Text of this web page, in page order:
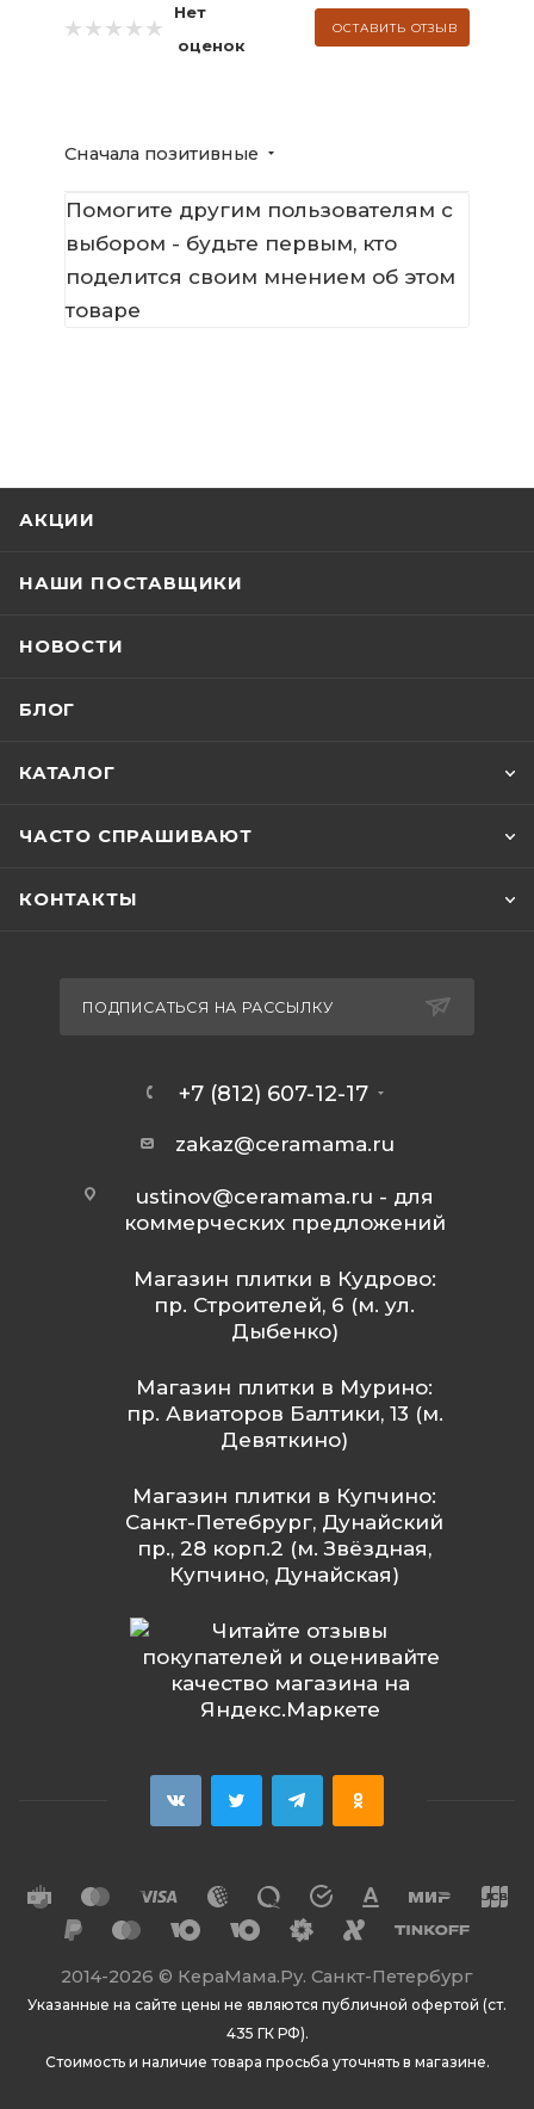
Нет
оценок
ОСТАВИТЬ ОТЗЫВ
Сначала позитивные
Помогите другим пользователям с
выбором - будьте первым, кто
поделится своим мнением об этом
товаре
АКЦИИ
НАШИ ПОСТАВЩИКИ
НОВОСТИ
БЛОГ
КАТАЛОГ
ЧАСТО СПРАШИВАЮТ
КОНТАКТЫ
ПОДПИСАТЬСЯ НА РАССЫЛКУ
+7 (812) 607-12-17
zakaz@ceramama.ru
ustinov@ceramama.ru - для
коммерческих предложений
Магазин плитки в Кудрово:
пр. Строителей, 6 (м. ул.
Дыбенко)
Магазин плитки в Мурино:
пр. Авиаторов Балтики, 13 (м.
Девяткино)
Магазин плитки в Купчино:
Санкт-Петебрург, Дунайский
пр., 28 корп.2 (м. Звёздная,
Купчино, Дунайская)
2014-2026 © КераМама.Ру. Санкт-Петербург
Указанные на сайте цены не являются публичной офертой (ст.
435 ГК РФ).
Стоимость и наличие товара просьба уточнять в магазине.